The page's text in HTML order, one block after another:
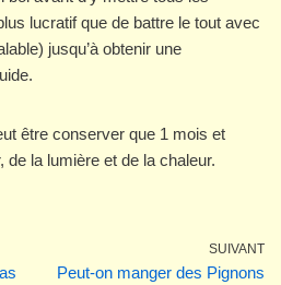
lucratif que de battre le tout avec
jusqu’à obtenir une
être conserver que 1 mois et
de la lumière et de la chaleur.
SUIVANT
Peut-on manger des Pignons